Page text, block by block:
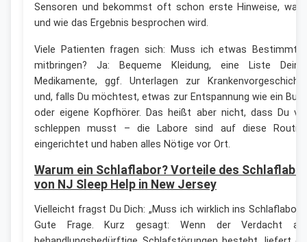
Sensoren und bekommst oft schon erste Hinweise,
und wie das Ergebnis besprochen wird.
Viele Patienten fragen sich: Muss ich etwas
mitbringen? Ja: Bequeme Kleidung, eine Liste
Medikamente, ggf. Unterlagen zur
und, falls Du möchtest, etwas zur Entspannung wie ein
oder eigene Kopfhörer. Das heißt aber nicht, dass Du
schleppen musst – die Labore sind auf diese
eingerichtet und haben alles Nötige vor Ort.
Warum ein Schlaflabor? Vorteile des
von NJ Sleep Help in New Jersey
Vielleicht fragst Du Dich: „Muss ich wirklich ins
Gute Frage. Kurz gesagt: Wenn der Verdacht